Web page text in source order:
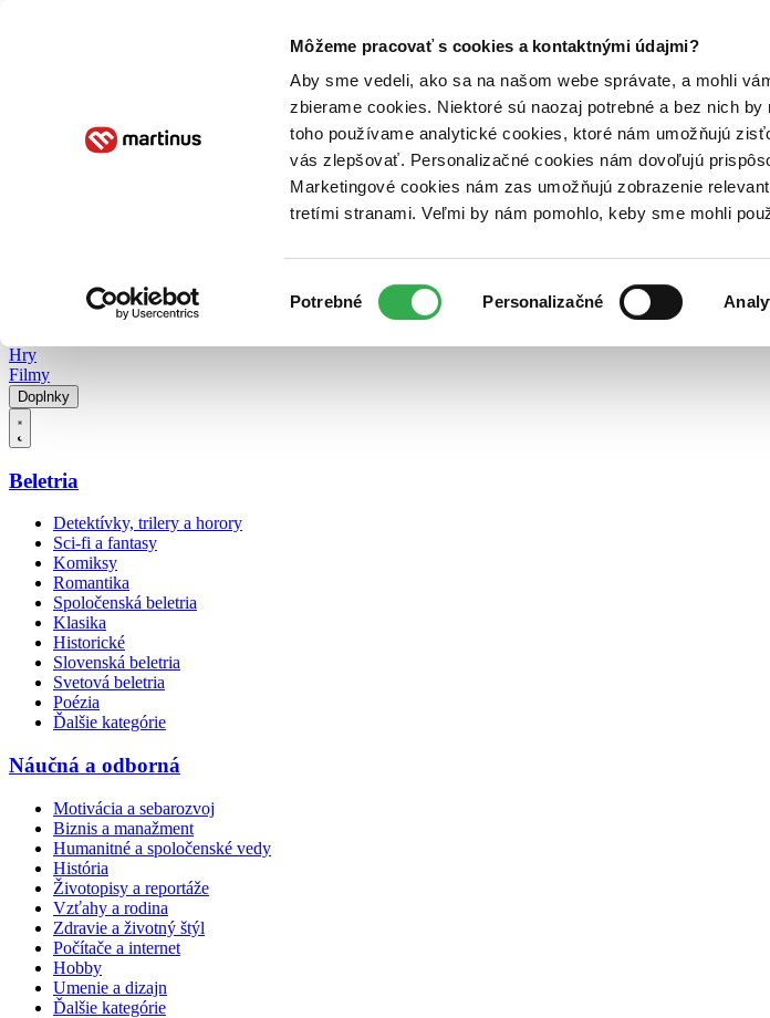
Môžeme pracovať s cookies a kontaktnými údajmi?
Aby sme vedeli, ako sa na našom webe správate, a mohli
zbierame cookies. Niektoré sú naozaj potrebné a bez nich
toho používame analytické cookies, ktoré nám umožňujú
vás zlepšovať. Personalizačné cookies nám dovoľujú
Marketingové cookies nám zas umožňujú zobrazenie
tretími stranami. Veľmi by nám pomohlo, keby sme mohli
súhlasu
Potrebné Personalizačné
Poukážky Kontakt
Hry
Filmy
Doplnky
Beletria
Detektívky, trilery a horory
Sci-fi a fantasy
Komiksy
Romantika
Spoločenská beletria
Klasika
Historické
Slovenská beletria
Svetová beletria
Poézia
Ďalšie kategórie
Náučná a odborná
Motivácia a sebarozvoj
Biznis a manažment
Humanitné a spoločenské vedy
História
Životopisy a reportáže
Vzťahy a rodina
Zdravie a životný štýl
Počítače a internet
Hobby
Umenie a dizajn
Ďalšie kategórie